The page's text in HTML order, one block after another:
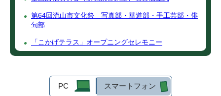
第64回流山市文化祭 写真部・華道部・手工芸部・俳
句部
「こかげテラス」オープニングセレモニー
PC スマートフォン